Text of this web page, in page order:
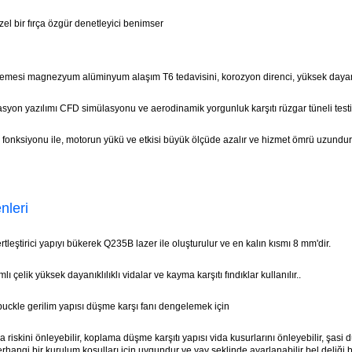
bir fırça özgür denetleyici benimser
magnezyum alüminyum alaşım T6 tedavisini, korozyon direnci, yüksek
yazılımı CFD simülasyonu ve aerodinamik yorgunluk karşıtı rüzgar tüneli
fonksiyonu ile, motorun yükü ve etkisi büyük ölçüde azalır ve hizmet ömrü uzundur
yapıyı bükerek Q235B lazer ile oluşturulur ve en kalın kısmı 8 mm'dir.
çelik yüksek dayanıklılıklı vidalar ve kayma karşıtı fındıklar kullanılır..
gerilim yapısı düşme karşı fanı dengelemek için
riskini önleyebilir, koplama düşme karşıtı yapısı vida kusurlarını önleyebilir,